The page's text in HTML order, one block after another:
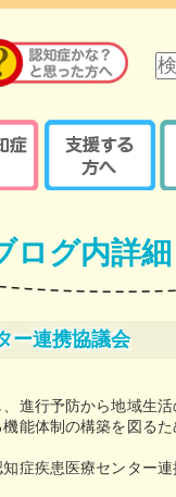
イ
ト
索
ならではの
支援の
京都
ドブック
ート事業
京都式認知症ケアパ
とは？
認知症サポート医一
若年性認知症
ログ内詳細
ー連携協議会
進行予防から地域生
能体制の構築を図る
症疾患医療センター